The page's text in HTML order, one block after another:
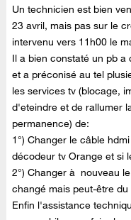
Un technicien est bien
23 avril, mais pas sur le
intervenu vers 11h00 le
Il a bien constaté un pb a
et a préconisé au tel
les services tv (blocage,
d'eteindre et de rallumer
permanence) de:
1°) Changer le câble
décodeur tv Orange et si
2°) Changer à nouveau
changé mais peut-être
Enfin l'assistance